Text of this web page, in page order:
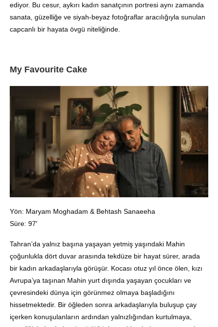
ediyor. Bu cesur, aykırı kadın sanatçının portresi aynı zamanda
sanata, güzelliğe ve siyah-beyaz fotoğraflar aracılığıyla sunulan
capcanlı bir hayata övgü niteliğinde.
My Favourite Cake
Yön: Maryam Moghadam & Behtash Sanaeeha
Süre: 97′
Tahran’da yalnız başına yaşayan yetmiş yaşındaki Mahin
çoğunlukla dört duvar arasında tekdüze bir hayat sürer, arada
bir kadın arkadaşlarıyla görüşür. Kocası otuz yıl önce ölen, kızı
Avrupa’ya taşınan Mahin yurt dışında yaşayan çocukları ve
çevresindeki dünya için görünmez olmaya başladığını
hissetmektedir. Bir öğleden sonra arkadaşlarıyla buluşup çay
içerken konuşulanların ardından yalnızlığından kurtulmaya,